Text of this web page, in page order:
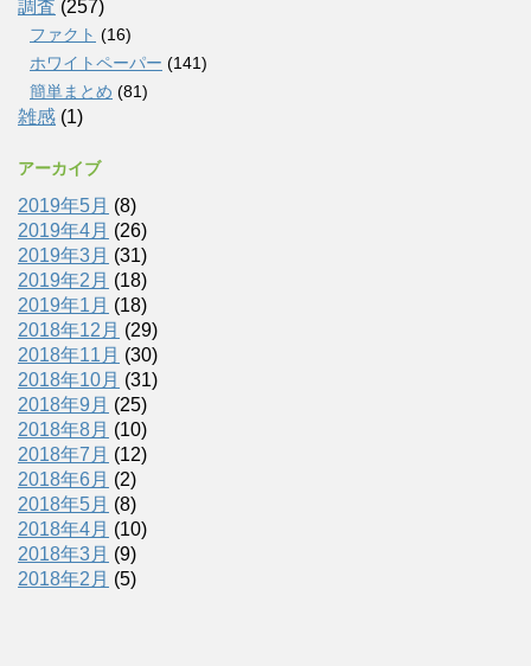
調査 (257)
ファクト (16)
ホワイトペーパー (141)
簡単まとめ (81)
雑感 (1)
アーカイブ
2019年5月 (8)
2019年4月 (26)
2019年3月 (31)
2019年2月 (18)
2019年1月 (18)
2018年12月 (29)
2018年11月 (30)
2018年10月 (31)
2018年9月 (25)
2018年8月 (10)
2018年7月 (12)
2018年6月 (2)
2018年5月 (8)
2018年4月 (10)
2018年3月 (9)
2018年2月 (5)